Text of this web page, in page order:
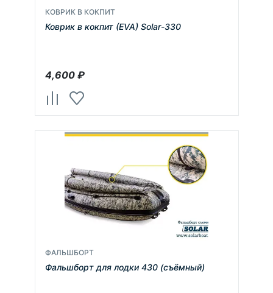
КОВРИК В КОКПИТ
Коврик в кокпит (EVA) Solar-330
4,600₽
ФАЛЬШБОРТ
Фальшборт для лодки 430 (съёмный)